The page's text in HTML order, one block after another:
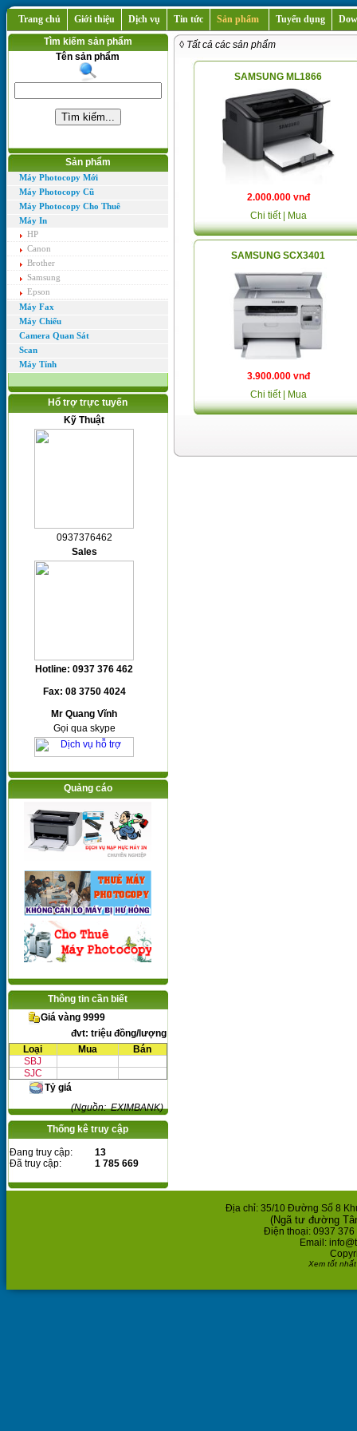
Trang chủ Giới thiệu Dịch vụ Tin tức Sản phẩm Tuyển dụng
Tìm kiếm sản phẩm
Tên sản phẩm
Sản phẩm
Máy Photocopy Mới
Máy Photocopy Cũ
Máy Photocopy Cho Thuê
Máy In
HP
Canon
Brother
Samsung
Epson
Máy Fax
Máy Chiếu
Camera Quan Sát
Scan
Máy Tính
Hổ trợ trực tuyến
Kỹ Thuật
0937376462
Sales
Hotline: 0937 376 462
Fax: 08 3750 4024
Mr Quang Vĩnh
Gọi qua skype
Quảng cáo
Thông tin cần biết
Giá vàng 9999
đvt: triệu đồng/lượng
Loại
Mua
Bán
SBJ
SJC
Tỷ giá
(Nguồn: EXIMBANK)
Thống kê truy cập
Đang truy cập:
13
Đã truy cập:
1 785 669
◊ Tất cả các sản phẩm
SAMSUNG ML1866
2.000.000 vnđ
Chi tiết
| Mua
SAMSUNG SCX3401
3.900.000 vnđ
Chi tiết
| Mua
Địa chỉ: 35/10 Đường Số 8
(Ngã tư đường
Điện thoại: 0937 376
Email:
Xem tốt